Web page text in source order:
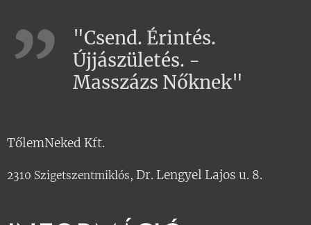
"Csend. Érintés.
Újjászületés. -
Masszázs Nőknek"
TőlemNeked Kft.
2310 Szigetszentmiklós, Dr. Lengyel Lajos u. 8.